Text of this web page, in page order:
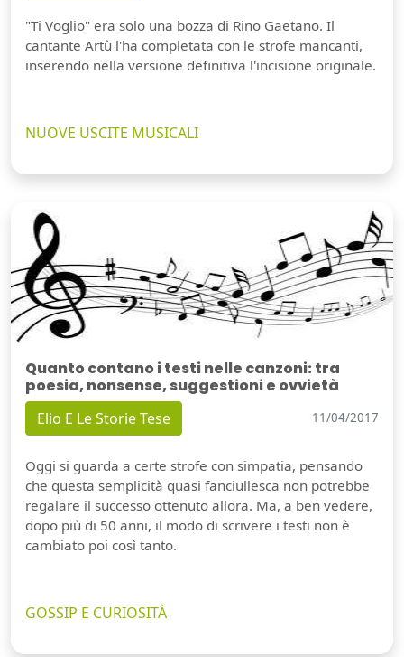
"Ti Voglio" era solo una bozza di Rino Gaetano. Il
cantante Artù l'ha completata con le strofe mancanti,
inserendo nella versione definitiva l'incisione originale.
NUOVE USCITE MUSICALI
Quanto contano i testi nelle canzoni: tra
poesia, nonsense, suggestioni e ovvietà
Elio E Le Storie Tese 11/04/2017
Oggi si guarda a certe strofe con simpatia, pensando
che questa semplicità quasi fanciullesca non potrebbe
regalare il successo ottenuto allora. Ma, a ben vedere,
dopo più di 50 anni, il modo di scrivere i testi non è
cambiato poi così tanto.
GOSSIP E CURIOSITÀ